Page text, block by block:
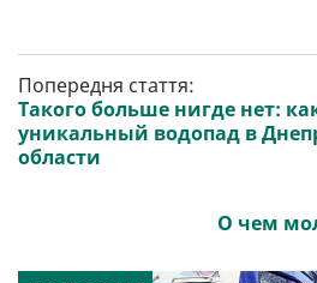
Попередня стаття:
Такого больше нигде нет:
уникальный водопад в
области
О чем